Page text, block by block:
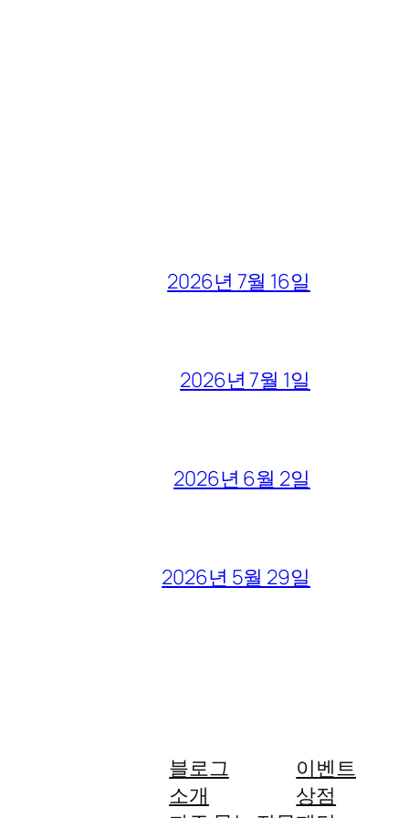
2026년 7월 16일
2026년 7월 1일
2026년 6월 2일
2026년 5월 29일
블로그
소개
이벤트
상점